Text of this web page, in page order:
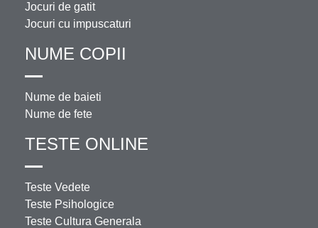
Jocuri de gatit
Jocuri cu impuscaturi
NUME COPII
Nume de baieti
Nume de fete
TESTE ONLINE
Teste Vedete
Teste Psihologice
Teste Cultura Generala